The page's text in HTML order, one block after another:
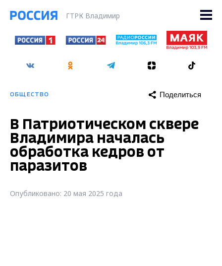
ГТРК Владимир
ОБЩЕСТВО Поделиться
В Патриотическом сквере
Владимира началась
обработка кедров от
паразитов
Опубликовано: 20 мая 2025 года